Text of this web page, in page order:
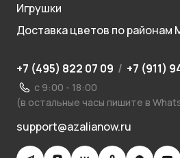
Игрушки
Доставка цветов по районам
+7 (495) 822 07 09 / +7 (911)
с 9:00 - 18:00
(в остальные часы пишите в
support@azalianow.ru